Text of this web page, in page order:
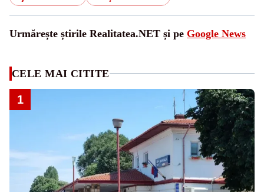
Urmărește știrile Realitatea.NET și pe Google News
CELE MAI CITITE
1